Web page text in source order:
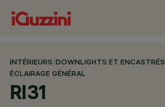
INTÉRIEURS/DOWNLIGHTS ET ENCASTRÉS
ÉCLAIRAGE GÉNÉRAL
RI31